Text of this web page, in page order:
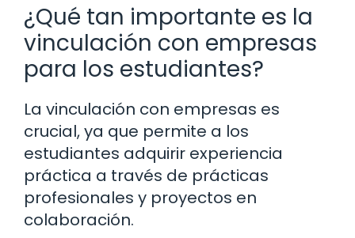
¿Qué tan importante es la
vinculación con empresas
para los estudiantes?
La vinculación con empresas es
crucial, ya que permite a los
estudiantes adquirir experiencia
práctica a través de prácticas
profesionales y proyectos en
colaboración.